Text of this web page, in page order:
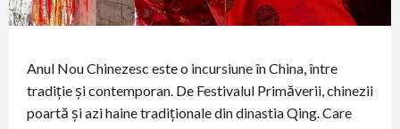
Anul Nou Chinezesc este o incursiune în China, între
tradiție și contemporan. De Festivalul Primăverii, chinezii
poartă și azi haine tradiționale din dinastia Qing. Care